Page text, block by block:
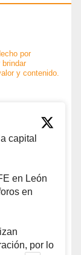
por
y contenido.
capital
en León
en
por lo